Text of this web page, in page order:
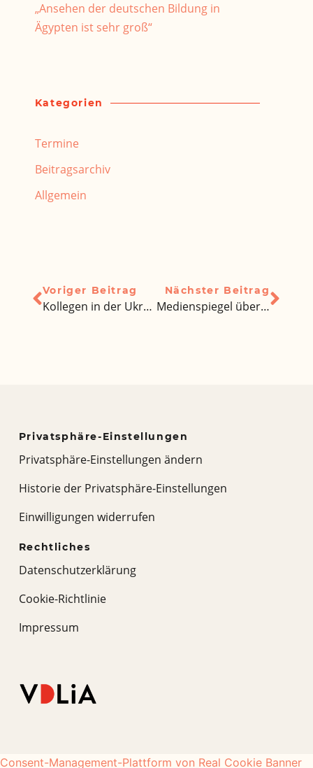
„Ansehen der deutschen Bildung in
Ägypten ist sehr groß“
Kategorien
Termine
Beitragsarchiv
Allgemein
Voriger Beitrag
Kollegen in der Ukraine: „Bisher ein Tag Schule ausgefallen – am Tag des Kriegsbeginns“
Nächster Beitrag
Medienspiegel über die Hauptversammlung unseres Verbandes
Rechtliches
Datenschutzerklärung
Cookie-Richtlinie
Impressum
Privatsphäre-Einstellungen
Privatsphäre-Einstellungen ändern
Historie der Privatsphäre-Einstellungen
Einwilligungen widerrufen
Consent-Management-Plattform von Real Cookie Banner